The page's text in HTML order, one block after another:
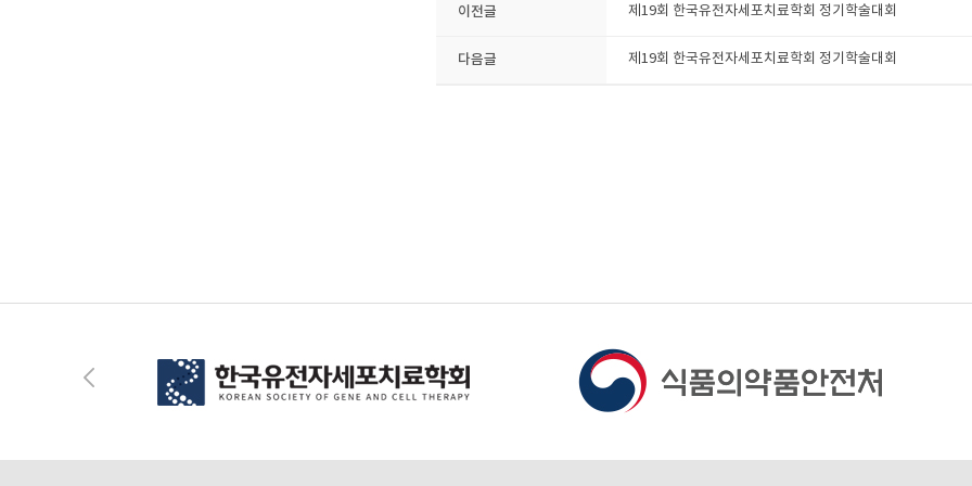
이전글 제19회 한국유전자세포치료학회 정기학술대회
다음글 제19회 한국유전자세포치료학회 정기학술대회